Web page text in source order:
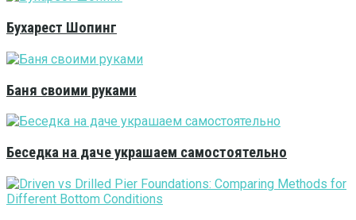
Бухарест Шопинг
Баня своими руками
Беседка на даче украшаем самостоятельно